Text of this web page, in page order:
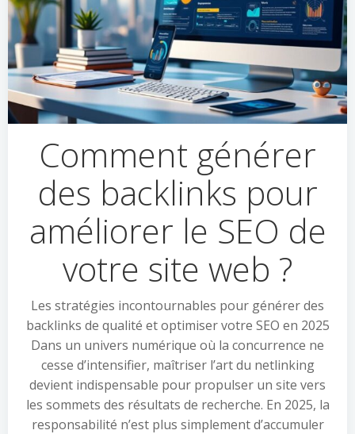
Comment générer
des backlinks pour
améliorer le SEO de
votre site web ?
Les stratégies incontournables pour générer des
backlinks de qualité et optimiser votre SEO en 2025
Dans un univers numérique où la concurrence ne
cesse d’intensifier, maîtriser l’art du netlinking
devient indispensable pour propulser un site vers
les sommets des résultats de recherche. En 2025, la
responsabilité n’est plus simplement d’accumuler